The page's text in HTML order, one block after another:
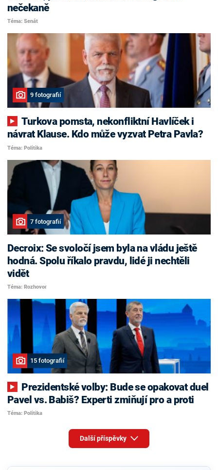
nečekaně
Téma: Senát
9 fotografií
Turkova pomsta, nekonfliktní Havlíček i
návrat Klause. Kdo může vyzvat Petra Pavla?
Téma: Politika
7 fotografií
Decroix: Se svoločí jsem byla na vládu ještě
hodná. Spolu říkalo pravdu, lidé ji nechtěli
vidět
Téma: Rozhovor
15 fotografií
Pavel vs. Babiš? Experti zmiňují pro a proti
Téma: Politika
Další příspěvky